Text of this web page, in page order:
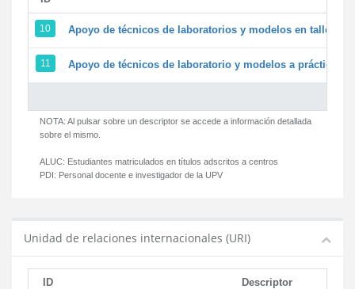
10 Apoyo de técnicos de laboratorios y modelos en
11 Apoyo de técnicos de laboratorio y modelos a prácticas
NOTA: Al pulsar sobre un descriptor se accede a información detallada
sobre el mismo.
ALUC: Estudiantes matriculados en títulos adscritos a centros
PDI: Personal docente e investigador de la UPV
Unidad de relaciones internacionales (URI)
ID Descriptor